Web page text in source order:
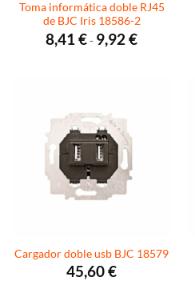
Toma informática doble RJ45
de BJC Iris 18586-2
8,41€- 9,92 €Rango
de
Cargador doble usb BJC 18579
45,60€